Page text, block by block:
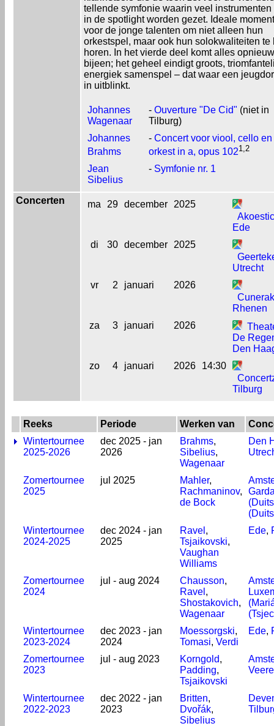
tellende symfonie waarin veel instrumenten
in de spotlight worden gezet. Ideale
voor de jonge talenten om niet alleen hun
orkestspel, maar ook hun solokwaliteiten te
horen. In het vierde deel komt alles opnieuw
bijeen; het geheel eindigt groots,
energiek samenspel – dat waar een
in uitblinkt.
Johannes
Wagenaar
- Ouverture "De Cid" (niet in
Tilburg)
Johannes
Brahms
- Concert voor viool, cello en
orkest in a, opus 1021,2
Jean
Sibelius
- Symfonie nr. 1
Concerten ma 29 december
2025
Ede
di
30 december
2025
Utrecht
vr
2 januari
2026
Rhenen
za
3 januari 2026
De
Den
zo
4 januari 2026
14:30
Tilburg
Reeks Periode Werken van
Wintertournee
2025-2026
dec 2025 - jan
2026
Brahms,
Sibelius,
Wagenaar
Den
Zomertournee
2025
jul 2025 Mahler,
Rachmaninov,
de Bock
Wintertournee
2024-2025
dec 2024 - jan
2025
Ravel ,
Tsjaikovski,
Vaughan
Williams
Ede,
Zomertournee
2024
jul - aug 2024 Chausson,
Ravel ,
Shostakovich,
Wagenaar
Wintertournee
2023-2024
dec 2023 - jan
2024
Moessorgski,
Tomasi, Verdi
Ede,
Zomertournee
2023
jul - aug 2023 Korngold,
Padding,
Tsjaikovski
Veere
Wintertournee
2022-2023
dec 2022 - jan
2023
Britten,
Dvořák,
Sibelius